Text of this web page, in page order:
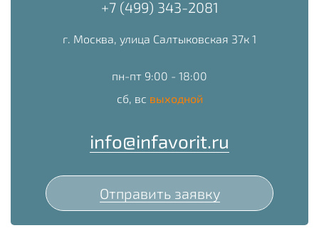
+7 (499) 343-2081
г. Москва, улица Салтыковская 37к 1
пн-пт 9:00 - 18:00
сб, вс выходной
info@infavorit.ru
Отправить заявку